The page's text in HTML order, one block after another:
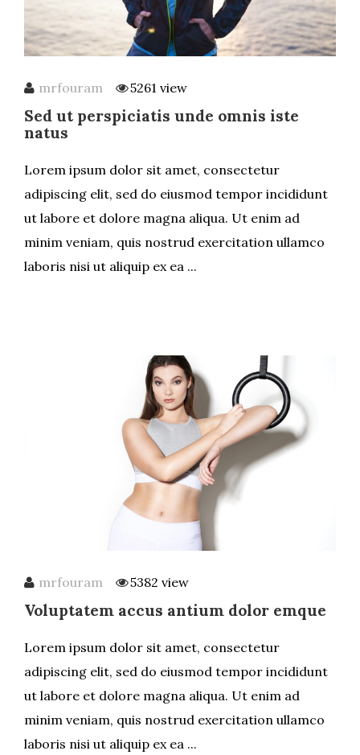
mrfouram 5261 view
Sed ut perspiciatis unde omnis iste
natus
Lorem ipsum dolor sit amet, consectetur
adipiscing elit, sed do eiusmod tempor incididunt
ut labore et dolore magna aliqua. Ut enim ad
minim veniam, quis nostrud exercitation ullamco
laboris nisi ut aliquip ex ea ...
mrfouram 5382 view
Voluptatem accus antium dolor emque
Lorem ipsum dolor sit amet, consectetur
adipiscing elit, sed do eiusmod tempor incididunt
ut labore et dolore magna aliqua. Ut enim ad
minim veniam, quis nostrud exercitation ullamco
laboris nisi ut aliquip ex ea ...